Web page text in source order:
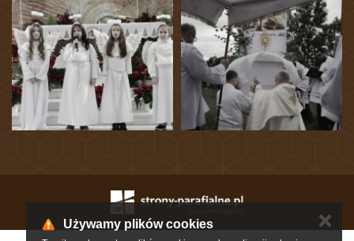
Używamy plików cookies ✕